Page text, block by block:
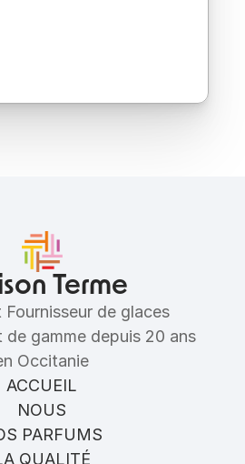
Terme
de glaces
de gamme depuis 20 ans
Occitanie
ACCUEIL
NOUS
PARFUMS
QUALITÉ